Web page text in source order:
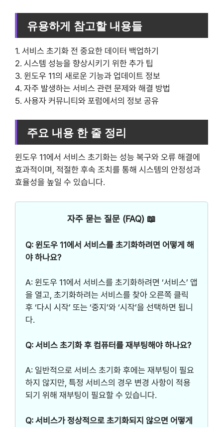
유용하게 참고할 내용들
1. 서비스 초기화 전 중요한 데이터 백업하기
2. 시스템 성능을 향상시키기 위한 추가 팁
3. 윈도우 11의 새로운 기능과 업데이트 정보
4. 자주 발생하는 서비스 관련 문제와 해결 방법
5. 사용자 커뮤니티와 포럼에서의 정보 공유
주요 내용 한 줄 정리
윈도우 11에서 서비스 초기화는 성능 복구와 오류 해결에
효과적이며, 적절한 후속 조치를 통해 시스템의 안정성과
효율성을 높일 수 있습니다.
자주 묻는 질문 (FAQ) 📖
Q: 윈도우 11에서 서비스를 초기화하려면 어떻게 해
야 하나요?
A: 윈도우 11에서 서비스를 초기화하려면 ‘서비스’ 앱
을 열고, 초기화하려는 서비스를 찾아 오른쪽 클릭
후 ‘다시 시작’ 또는 ‘중지’와 ‘시작’을 선택하면 됩니
다.
Q: 서비스 초기화 후 컴퓨터를 재부팅해야 하나요?
A: 일반적으로 서비스 초기화 후에는 재부팅이 필요
하지 않지만, 특정 서비스의 경우 변경 사항이 적용
되기 위해 재부팅이 필요할 수 있습니다.
Q: 서비스가 정상적으로 초기화되지 않으면 어떻게